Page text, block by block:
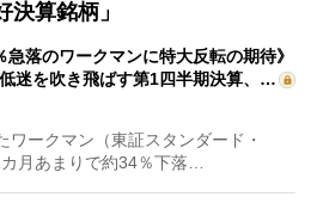
算銘柄」
急落のワークマンに特大反転の期待》
迷を吹き飛ばす第1四半期決算、…
ークマン（東証スタンダード・
月あまりで約34％下落…